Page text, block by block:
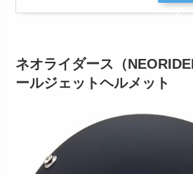
グ
ネオライダース（
ールジェットヘルメット